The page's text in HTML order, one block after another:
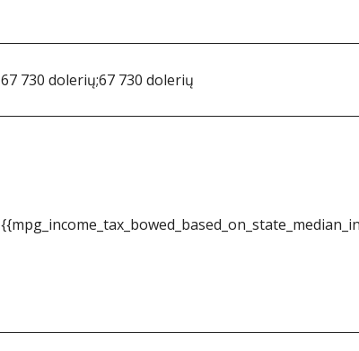
67 730 dolerių;67 730 dolerių